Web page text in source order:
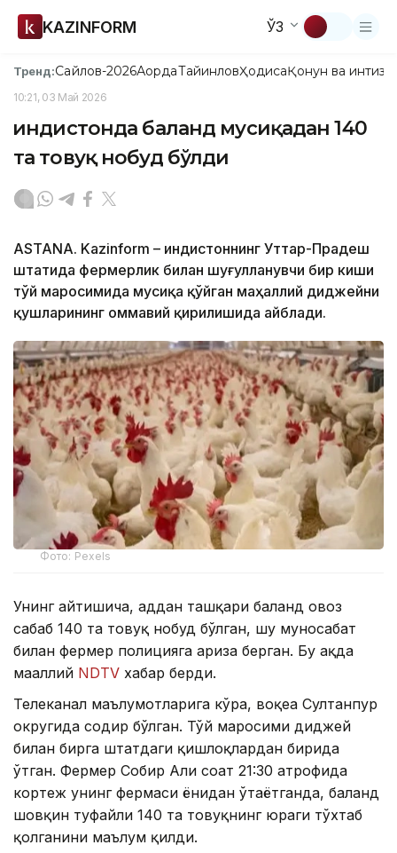
KAZINFORM ЎЗ
Тренд:Сайлов-2026АқордаТайинловҲодисаҚонун ва
10:21, 03 Май 2026
Ҳиндистонда баланд мусиқадан 140
та товуқ нобуд бўлди
ASTANA. Kazinform – Ҳиндистоннинг Уттар-Прадеш
штатида фермерлик билан шуғулланувчи бир киши
тўй маросимида мусиқа қўйган маҳаллий диджейни
қушларининг оммавий қирилишида айблади.
Фото: Pexels
Унинг айтишича, ҳаддан ташқари баланд овоз
сабаб 140 та товуқ нобуд бўлган, шу муносабат
билан фермер полицияга ариза берган. Бу ҳақда
маҳаллий NDTV хабар берди.
Телеканал маълумотларига кўра, воқеа Султанпур
округида содир бўлган. Тўй маросими диджей
билан бирга штатдаги қишлоқлардан бирида
ўтган. Фермер Собир Али соат 21:30 атрофида
кортеж унинг фермаси ёнидан ўтаётганда, баланд
шовқин туфайли 140 та товуқнинг юраги тўхтаб
қолганини маълум қилди.